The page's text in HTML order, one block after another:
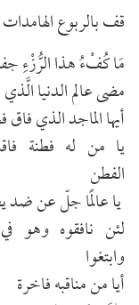
قف بالربوع
مَا كُفْءُ هذا الرُّزْءِ
مضى عالم الدنيا
أيها الماجد الذي فاق
يا من له فطنة
الفطن
يا عالمًا جلّ عن ضد
لئن نافقوه وهو
وابتغوا
أيا من مناقبه فاخرة